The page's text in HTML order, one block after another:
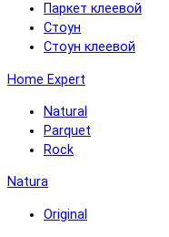
Паркет клеевой
Стоун
Стоун клеевой
Home Expert
Natural
Parquet
Rock
Natura
Original